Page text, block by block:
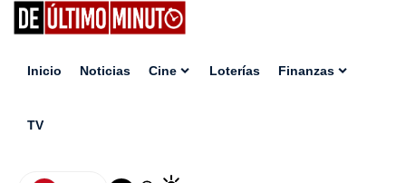
Inicio Noticias Cine Loterías Finanzas
TV